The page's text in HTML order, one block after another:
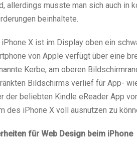
allerdings musste man sich auch in
beinhaltete.
X ist im Display oben ein
von Apple verfügt über eine
Kerbe, am oberen
Bildschirms verlief für App-
der beliebten Kindle eReader App
des iPhone X voll ausnutzen zu
für Web Design beim iPhone